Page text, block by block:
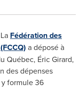
La Fédération des
a déposé à
Québec, Éric Girard,
des dépenses
formule 36